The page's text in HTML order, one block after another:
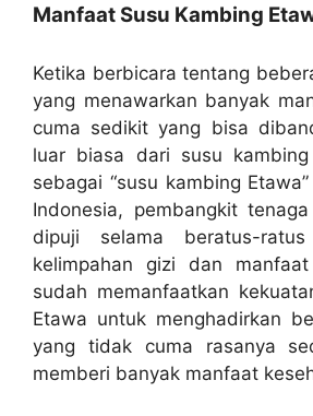
Manfaat Susu Kambing
Ketika berbicara tentang
yang menawarkan banyak
cuma sedikit yang bisa
luar biasa dari susu
sebagai “susu kambing
Indonesia, pembangkit
dipuji selama beratus-
kelimpahan gizi dan
sudah memanfaatkan
Etawa untuk menghadirkan
yang tidak cuma rasanya
memberi banyak manfaat